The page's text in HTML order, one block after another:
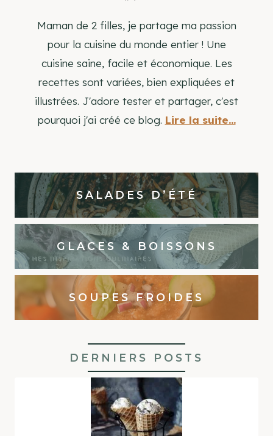
Maman de 2 filles, je partage ma passion
pour la cuisine du monde entier ! Une
cuisine saine, facile et économique. Les
recettes sont variées, bien expliquées et
illustrées. J'adore tester et partager, c'est
pourquoi j'ai créé ce blog. Lire la suite...
SALADES D’ÉTÉ
GLACES & BOISSONS
SOUPES FROIDES
DERNIERS POSTS